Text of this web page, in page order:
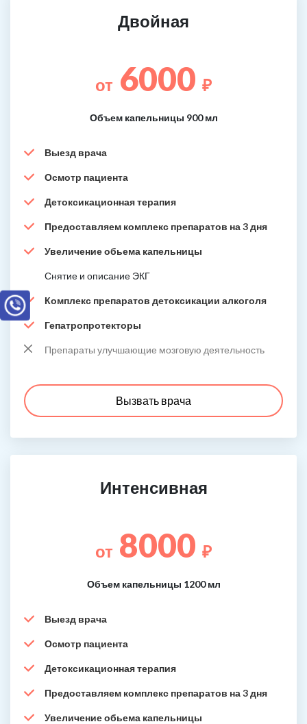
Двойная
от 6000 ₽
Объем капельницы 900 мл
Выезд врача
Осмотр пациента
Детоксикационная терапия
Предоставляем комплекс препаратов на 3 дня
Увеличение обьема капельницы
Снятие и описание ЭКГ
Комплекс препаратов детоксикации алкоголя
Гепатропротекторы
Препараты улучшающие мозговую деятельность
Вызвать врача
Интенсивная
от 8000 ₽
Объем капельницы 1200 мл
Выезд врача
Осмотр пациента
Детоксикационная терапия
Предоставляем комплекс препаратов на 3 дня
Увеличение обьема капельницы